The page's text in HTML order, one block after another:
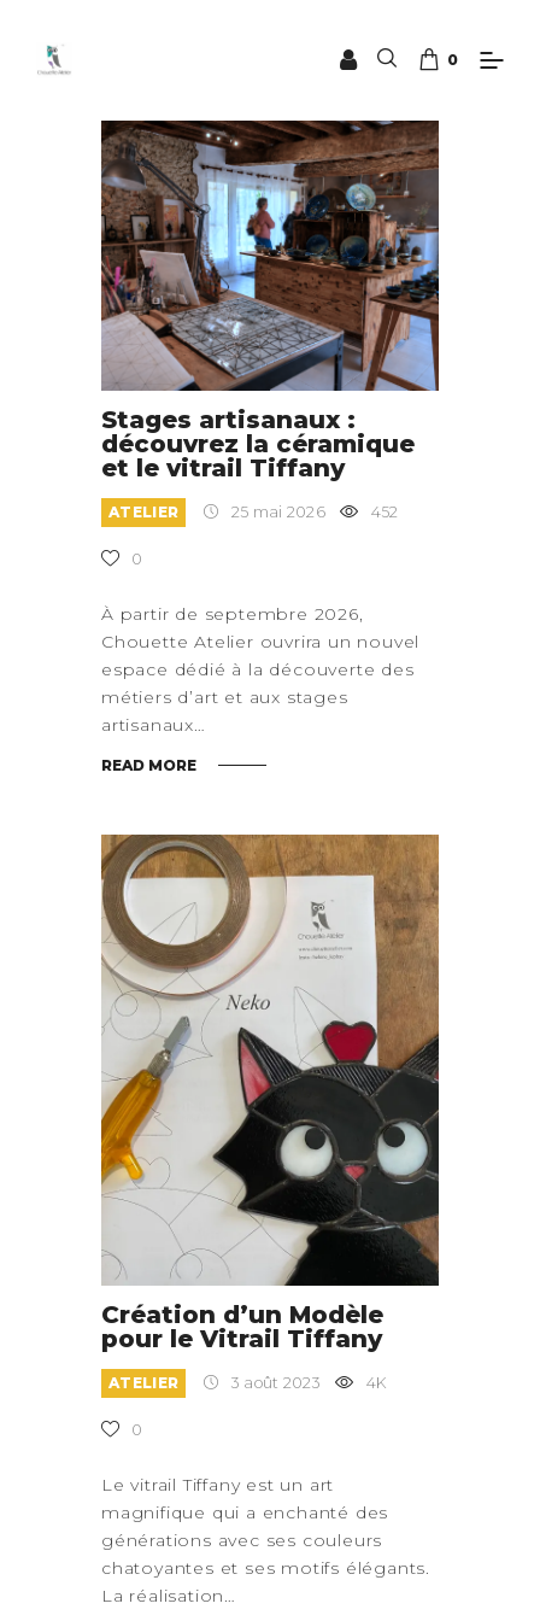
0
Stages artisanaux :
découvrez la céramique
et le vitrail Tiffany
ATELIER 25 mai 2026 452
0
À partir de septembre 2026,
Chouette Atelier ouvrira un nouvel
espace dédié à la découverte des
métiers d’art et aux stages
artisanaux…
READ MORE
Création d’un Modèle
pour le Vitrail Tiffany
ATELIER 3 août 2023 4K
0
Le vitrail Tiffany est un art
magnifique qui a enchanté des
générations avec ses couleurs
chatoyantes et ses motifs élégants.
La réalisation…